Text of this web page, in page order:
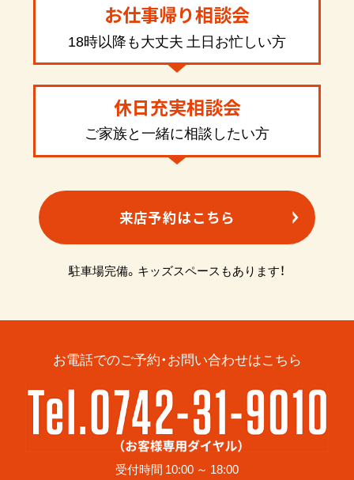
お仕事帰り相談会
18時以降も大丈夫 土日お忙しい方
休日充実相談会
ご家族と一緒に相談したい方
来店予約はこちら
駐車場完備。キッズスペースもあります！
お電話でのご予約・お問い合わせはこちら
受付時間 10:00 ～ 18:00